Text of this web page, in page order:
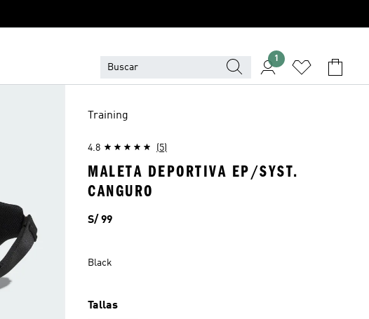
1
Training
4.8 (5)
MALETA DEPORTIVA EP/SYST.
CANGURO
Precio
S/ 99
Black
Tallas